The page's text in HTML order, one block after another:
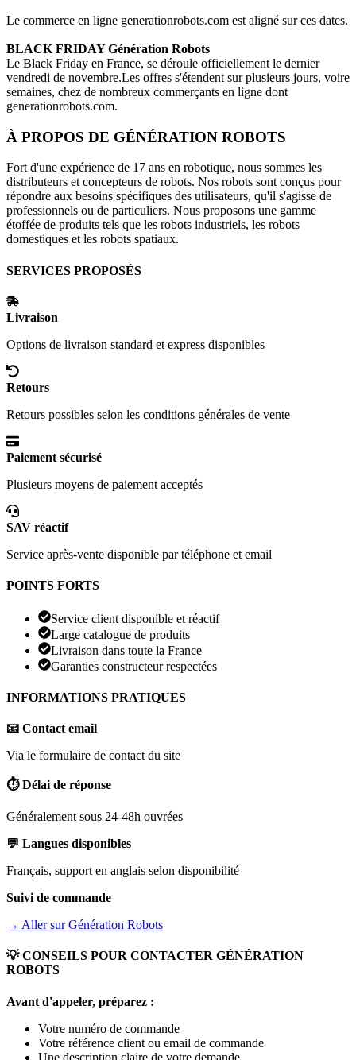
Le commerce en ligne generationrobots.com est aligné sur ces dates.
BLACK FRIDAYGénération Robots
Le Black Friday en France, se déroule officiellement le dernier
vendredi de novembre.Les offres s'étendent sur plusieurs jours, voire
semaines, chez de nombreux commerçants en ligne dont
generationrobots.com.
À PROPOS DE GÉNÉRATION ROBOTS
Fort d'une expérience de 17 ans en robotique, nous sommes les
distributeurs et concepteurs de robots. Nos robots sont conçus pour
répondre aux besoins spécifiques des utilisateurs, qu'il s'agisse de
professionnels ou de particuliers. Nous proposons une gamme
étoffée de produits tels que les robots industriels, les robots
domestiques et les robots spatiaux.
SERVICES PROPOSÉS
Livraison
Options de livraison standard et express disponibles
Retours
Retours possibles selon les conditions générales de vente
Paiement sécurisé
Plusieurs moyens de paiement acceptés
SAV réactif
Service après-vente disponible par téléphone et email
POINTS FORTS
Service client disponible et réactif
Large catalogue de produits
Livraison dans toute la France
Garanties constructeur respectées
INFORMATIONS PRATIQUES
📧 Contact email
Via le formulaire de contact du site
⏱️ Délai de réponse
Généralement sous 24-48h ouvrées
💬 Langues disponibles
Français, support en anglais selon disponibilité
Suivi de commande
→ Aller surGénération Robots
💡 CONSEILS POUR CONTACTER GÉNÉRATION
ROBOTS
Avant d'appeler, préparez :
Votre numéro de commande
Votre référence client ou email de commande
Une description claire de votre demande